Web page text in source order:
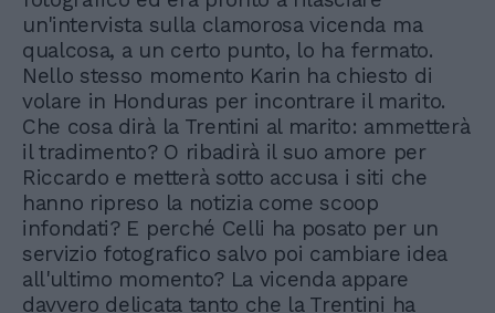
un'intervista sulla clamorosa vicenda ma
qualcosa, a un certo punto, lo ha fermato.
Nello stesso momento Karin ha chiesto di
volare in Honduras per incontrare il marito.
Che cosa dirà la Trentini al marito: ammetterà
il tradimento? O ribadirà il suo amore per
Riccardo e metterà sotto accusa i siti che
hanno ripreso la notizia come scoop
infondati? E perché Celli ha posato per un
servizio fotografico salvo poi cambiare idea
all'ultimo momento? La vicenda appare
davvero delicata tanto che la Trentini ha